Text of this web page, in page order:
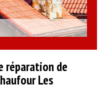
réparation de
Les